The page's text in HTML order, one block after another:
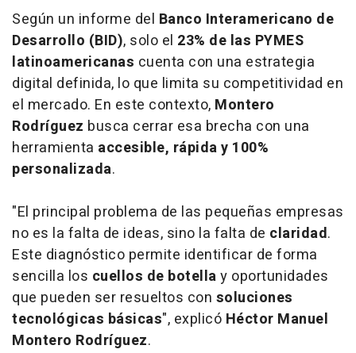
Según un informe del Banco Interamericano de
Desarrollo (BID), solo el 23% de las PYMES
latinoamericanas cuenta con una estrategia
digital definida, lo que limita su competitividad en
el mercado. En este contexto, Montero
Rodríguez busca cerrar esa brecha con una
herramienta accesible, rápida y 100%
personalizada.
"El principal problema de las pequeñas empresas
no es la falta de ideas, sino la falta de claridad.
Este diagnóstico permite identificar de forma
sencilla los cuellos de botellay oportunidades
que pueden ser resueltos con soluciones
tecnológicas básicas", explicó Héctor Manuel
Montero Rodríguez.